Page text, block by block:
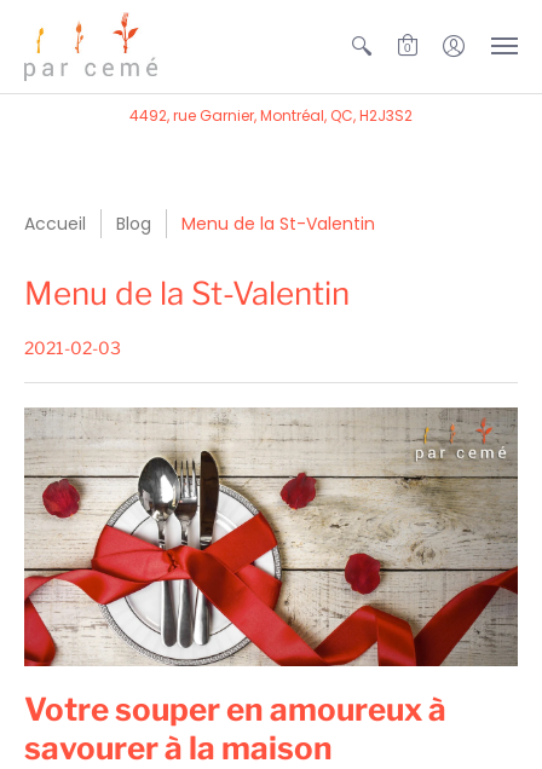
0
4492, rue Garnier, Montréal, QC, H2J3S2
Accueil Blog Menu de la St-Valentin
Menu de la St-Valentin
2021-02-03
Votre souper en amoureux à
savourer à la maison